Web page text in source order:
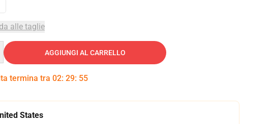
alle taglie
AGGIUNGI AL CARRELLO
termina tra 02: 29: 54
States